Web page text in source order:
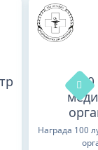
Награда 100